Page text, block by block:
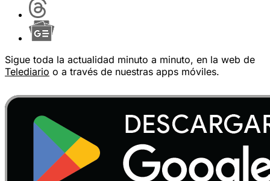
Sigue toda la actualidad minuto a minuto, en la web de
Telediario o a través de nuestras apps móviles.